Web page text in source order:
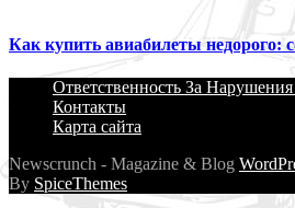
Как купить авиабилеты недорого:
Ответственность За
Контакты
Карта сайта
Newscrunch - Magazine & Blog
By SpiceThemes